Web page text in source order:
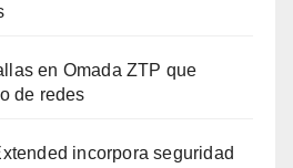
en Omada ZTP que
de redes
incorpora seguridad